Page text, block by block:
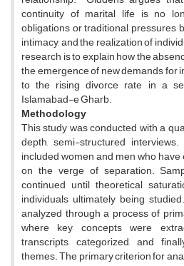
continuity of marital life is no
obligations or traditional pressures
intimacy, and the realization of
research is to explain how the
the emergence of new demands for
to the rising divorce rate in a
Islamabad-e Gharb.
Methodology
This study was conducted with a
depth, semi-structured
included women and men who
on the verge of separation.
continued until theoretical
individuals ultimately being
analyzed through a process of
where key concepts were
transcripts, categorized, and
themes. The primary criterion for